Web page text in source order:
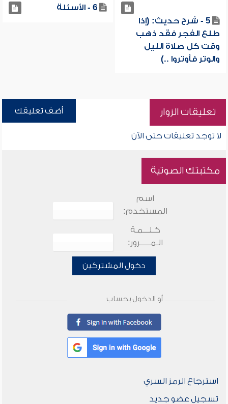
5 - شرح حديث: (إذا
طلع الفجر فقد ذهب
وقت كل صلاة الليل
والوتر فأوتروا ..)
6 - الأسئلة
تعليقات الزوار أضف تعليقك
لا توجد تعليقات حتى الآن
مكتبتك الصوتية
اسم
المستخدم:
كـلـــمـة
الـمـــــرور:
دخول المشتركين
أو الدخول بحساب
استرجاع الرمز السري
تسجيل عضو جديد